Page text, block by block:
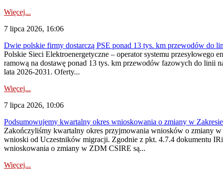
Więcej...
7 lipca 2026, 16:06
Dwie polskie firmy dostarczą PSE ponad 13 tys. km przewodów do
Polskie Sieci Elektroenergetyczne – operator systemu
ramową na dostawę ponad 13 tys. km przewodów fazowych do linii
lata 2026-2031. Oferty...
Więcej...
7 lipca 2026, 10:06
Podsumowujemy kwartalny okres wnioskowania o zmiany w
Zakończyliśmy kwartalny okres przyjmowania wniosków o zmiany w
wnioski od Uczestników migracji. Zgodnie z pkt. 4.7.4 dokumentu
wnioskowania o zmiany w ZDM CSIRE są...
Więcej...